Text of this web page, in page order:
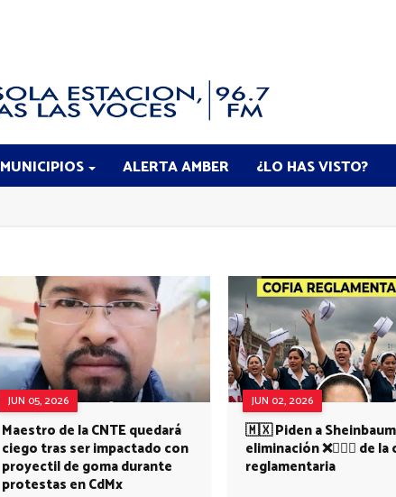
MUNICIPIOS ALERTA AMBER ¿LO HAS VISTO?
JUN 05, 2026
Maestro de la CNTE quedará
ciego tras ser impactado con
proyectil de goma durante
protestas en CdMx
JUN 02, 2026
🇲🇽 Piden a
eliminación ❌👩🏻‍⚕️ de
reglamentaria